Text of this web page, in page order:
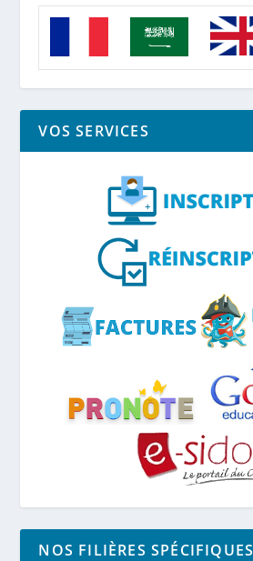
VOS SERVICES
NOS FILIÈRES SPÉCIFIQUES